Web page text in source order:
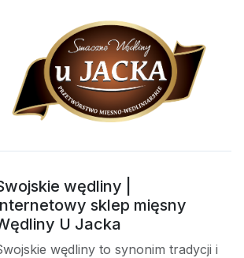
wędliny |
sklep mięsny
U Jacka
wędliny to synonim tradycji i